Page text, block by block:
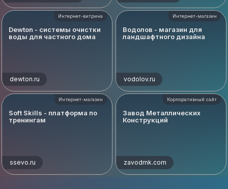
Интернет-витрина
Dewton - системы очистки
воды для частного дома
dewton.ru
Интернет-магазин
Водолов - магазин для
ландшафтного дизайна
vodolov.ru
Интернет-магазин
Soft Skills - платформа по
тренингам
ssevo.ru
Корпоративный сайт
Завод Металлических
Конструкций
zavodmk.com